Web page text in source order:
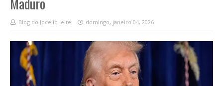
Blog do Jocelio leite domingo, janeiro 04, 2026